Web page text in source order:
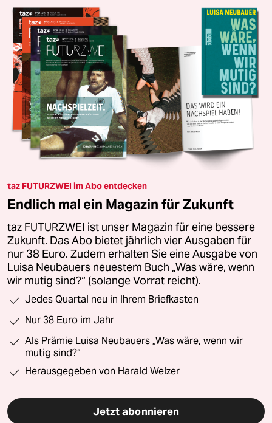
taz FUTURZWEI im Abo entdecken
Endlich mal ein Magazin für Zukunft
taz FUTURZWEI ist unser Magazin für eine bessere
Zukunft. Das Abo bietet jährlich vier Ausgaben für
nur 38 Euro. Zudem erhalten Sie eine Ausgabe von
Luisa Neubauers neuestem Buch „Was wäre, wenn
wir mutig sind?“ (solange Vorrat reicht).
Jedes Quartal neu in Ihrem Briefkasten
Nur 38 Euro im Jahr
Als Prämie Luisa Neubauers „Was wäre, wenn wir
mutig sind?“
Herausgegeben von Harald Welzer
Jetzt abonnieren